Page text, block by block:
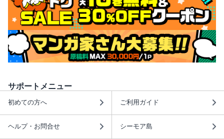
サポートメニュー
初めての方へ ご利用ガイド
ヘルプ・お問合せ シーモア島